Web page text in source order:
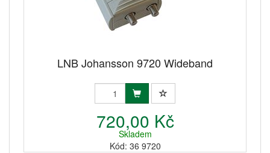
LNB Johansson 9720 Wideband
720,00 Kč
Skladem
Kód: 36 9720